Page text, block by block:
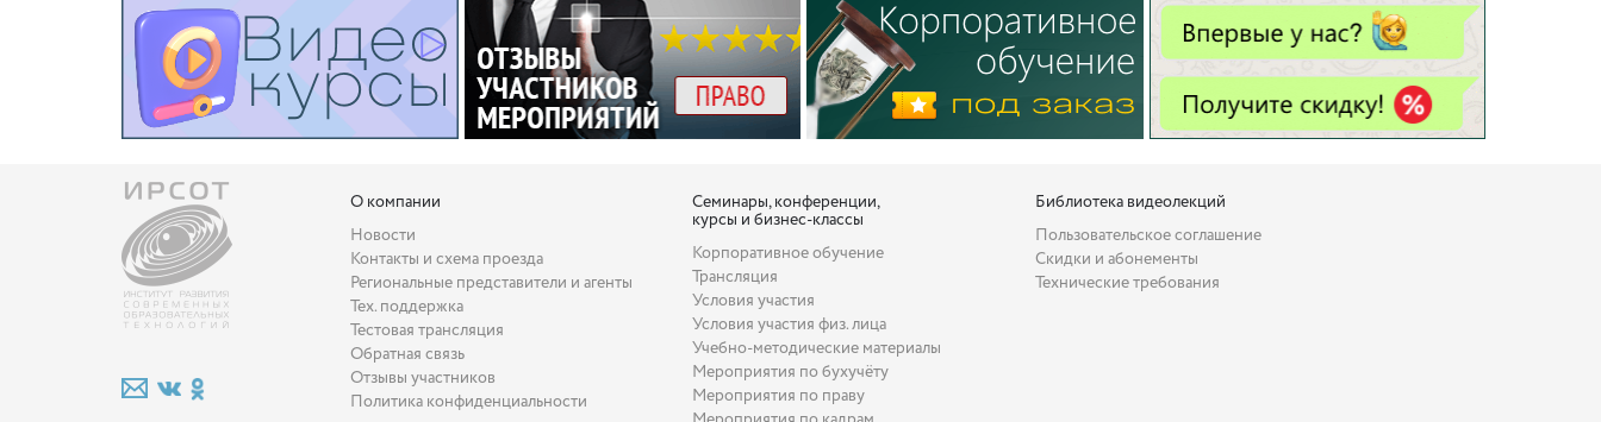
О компании
Новости
Контакты и схема проезда
Региональные представители и агенты
Тех. поддержка
Тестовая трансляция
Обратная связь
Отзывы участников
Политика конфиденциальности
Семинары, конференции,
курсы и бизнес-классы
Корпоративное обучение
Трансляция
Условия участия
Условия участия физ. лица
Учебно-методические материалы
Мероприятия по бухучёту
Мероприятия по праву
Библиотека видеолекций
Пользовательское соглашение
Скидки и абонементы
Технические требования